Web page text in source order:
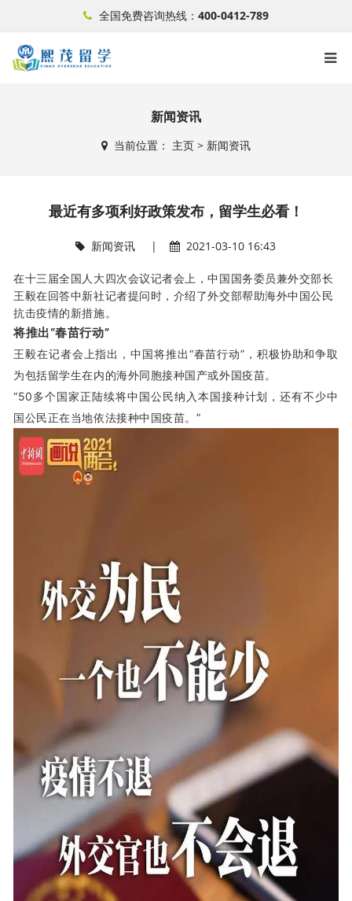
全国免费咨询热线： 400-0412-789
新闻资讯
当前位置： 主页> 新闻资讯
最近有多项利好政策发布，留学生必看！
新闻资讯 | 2021-03-10 16:43
在十三届全国人大四次会议记者会上，中国国务委员兼外交部长
王毅在回答中新社记者提问时，介绍了外交部帮助海外中国公民
抗击疫情的新措施。
将推出“春苗行动”
王毅在记者会上指出，中国将推出“春苗行动” ，积极协助和争取
为包括留学生在内的海外同胞接种国产或外国疫苗。
“50多个国家正陆续将中国公民纳入本国接种计划，还有不少中
国公民正在当地依法接种中国疫苗。”